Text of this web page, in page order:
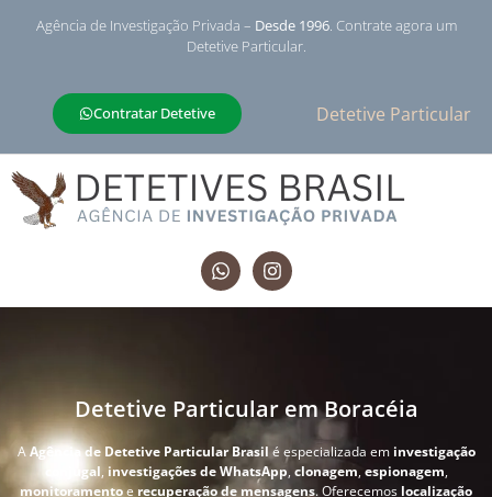
Agência de Investigação Privada – Desde 1996. Contrate agora um
Detetive Particular.
Contratar Detetive Detetive Particular
Detetive Particular em Boracéia
AAgência de Detetive Particular Brasil é especializada em investigação
conjugal, investigações de WhatsApp, clonagem,espionagem,
monitoramentoe recuperação de mensagens. Oferecemos localização